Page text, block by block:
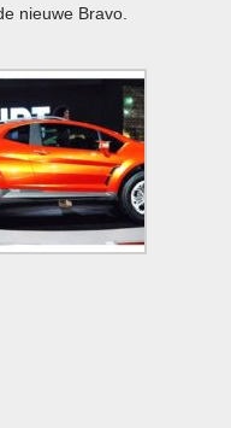
nieuwe Bravo.